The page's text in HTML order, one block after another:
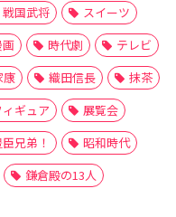
戦国武将
スイーツ
時代劇
テレビ
康 織田信長
抹茶
ィギュア
展覧会
兄弟！
昭和時代
鎌倉殿の13人